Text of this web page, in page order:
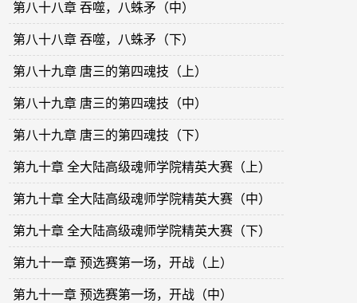
第八十八章 吞噬，八蛛矛（中）
第八十八章 吞噬，八蛛矛（下）
第八十九章 唐三的第四魂技（上）
第八十九章 唐三的第四魂技（中）
第八十九章 唐三的第四魂技（下）
第九十章 全大陆高级魂师学院精英大赛（上）
第九十章 全大陆高级魂师学院精英大赛（中）
第九十章 全大陆高级魂师学院精英大赛（下）
第九十一章 预选赛第一场，开战（上）
第九十一章 预选赛第一场，开战（中）